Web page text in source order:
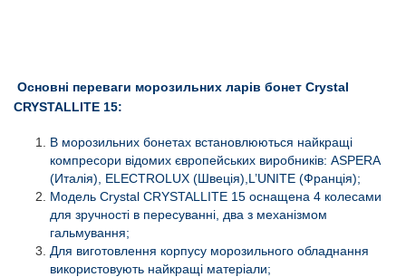
Основні переваги морозильних ларів бонет Crystal
CRYSTALLITE 15:
В морозильних бонетах встановлюються найкращі
компресори відомих європейських виробників: ASPERA
(Италія), ELECTROLUX (Швеція),L’UNITE (Франція);
Модель Crystal CRYSTALLITE 15 оснащена 4 колесами
для зручності в пересуванні, два з механізмом
гальмування;
Для виготовлення корпусу морозильного обладнання
використовують найкращі матеріали;